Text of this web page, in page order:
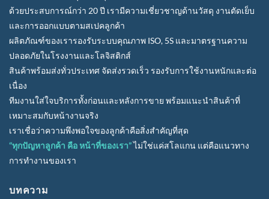
ด้วยประสบการณ์กว่า 20 ปี เรามีความเชี่ยวชาญด้านวัสดุ งานตัดเย็บ
และการออกแบบตามสเปคลูกค้า
ผลิตภัณฑ์ของเรารองรับระบบคุณภาพ ISO, 5S และมาตรฐานความ
ปลอดภัยในโรงงานและโลจิสติกส์
สินค้าพร้อมส่งทั่วประเทศ จัดส่งรวดเร็ว รองรับการใช้งานหนักและต่อ
เนื่อง
ทีมงานใส่ใจบริการทั้งก่อนและหลังการขาย พร้อมแนะนำสินค้าที่
เหมาะสมกับหน้างานจริง
เราเชื่อว่าความพึงพอใจของลูกค้าคือสิ่งสำคัญที่สุด
“ทุกปัญหาลูกค้า คือ หน้าที่ของเรา”ไม่ใช่แค่สโลแกน แต่คือแนวทาง
การทำงานของเรา
บทความ